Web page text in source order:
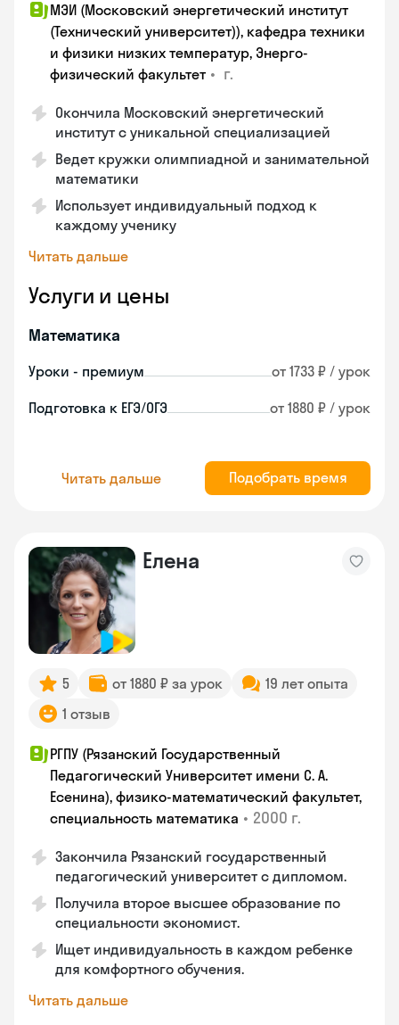
МЭИ (Московский энергетический институт
(Технический университет)), кафедра техники
и физики низких температур, Энерго-
физический факультет • г.
Окончила Московский энергетический
институт с уникальной специализацией
Ведет кружки олимпиадной и занимательной
математики
Использует индивидуальный подход к
каждому ученику
Читать дальше
Услуги и цены
Математика
Уроки - премиум от 1733 ₽ / урок
Подготовка к ЕГЭ/ОГЭ от 1880 ₽ / урок
Читать дальше Подобрать время
Елена
5 от 1880 ₽ за урок
19 лет опыта
1 отзыв
РГПУ (Рязанский Государственный
Педагогический Университет имени С. А.
Есенина), физико-математический факультет,
специальность математика • 2000 г.
Закончилa Рязанский государственный
педагогический университет с дипломом.
Получила второе высшее образование по
специальности экономист.
Ищет индивидуальность в каждом ребенке
для комфортного обучения.
Читать дальше